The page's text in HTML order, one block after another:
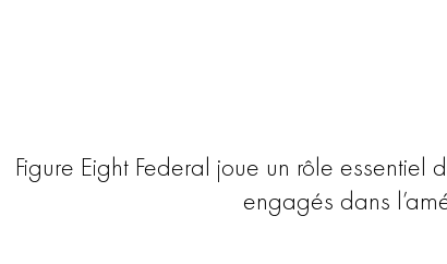
Figure Eight Federal joue un rôle
engagés dans